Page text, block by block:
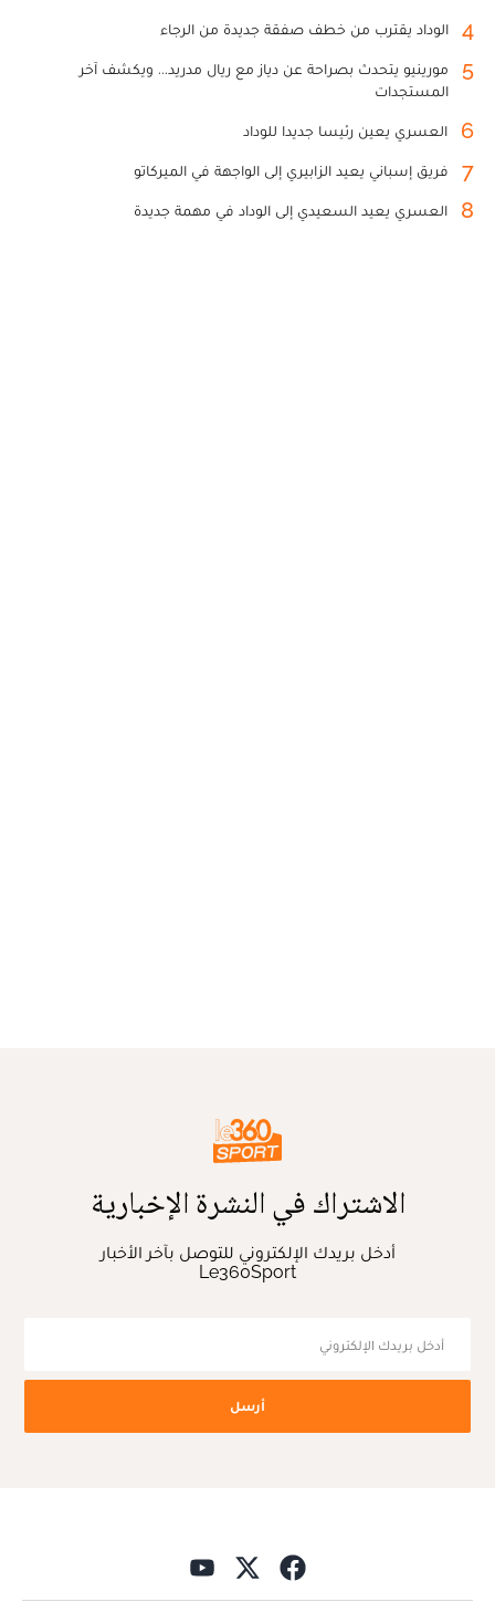
4 الوداد يقترب من خطف صفقة جديدة من الرجاء
5
مورينيو يتحدث بصراحة عن دياز مع ريال مدريد... ويكشف آخر
المستجدات
6 العسري يعين رئيسا جديدا للوداد
7 فريق إسباني يعيد الزابيري إلى الواجهة في الميركاتو
8 العسري يعيد السعيدي إلى الوداد في مهمة جديدة
الاشتراك في النشرة الإخبارية
أدخل بريدك الإلكتروني للتوصل بآخر الأخبار
Le360Sport
أرسل